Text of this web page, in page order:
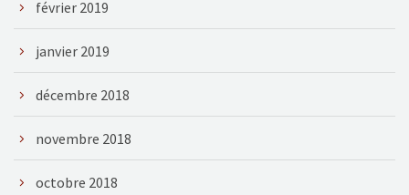
février 2019
janvier 2019
décembre 2018
novembre 2018
octobre 2018